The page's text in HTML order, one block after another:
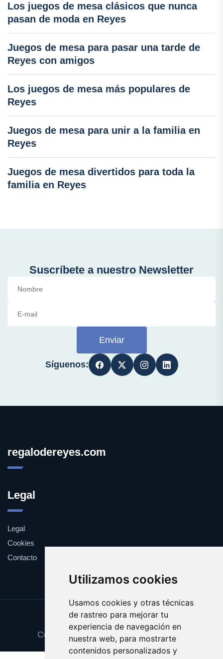
Utilizamos cookies
Usamos cookies y otras técnicas
de rastreo para mejorar tu
experiencia de navegación en
nuestra web, para mostrarte
contenidos personalizados y
Los juegos de mesa clásicos que nunca
pasan de moda en Reyes
Juegos de mesa para pasar una tarde de
Reyes con amigos
Los juegos de mesa más populares de
Reyes
Juegos de mesa para unir a la familia en
Reyes
Juegos de mesa divertidos para toda la
familia en Reyes
Suscríbete a nuestro Newsletter
Enviar
Síguenos:
regalodereyes.com
Legal
Legal
Cookies
Contacto
Update cookies preferences
Copyright © 2025 regalodereyes.com